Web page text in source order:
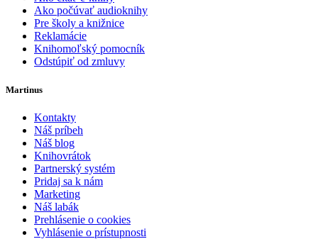
Ako počúvať audioknihy
Pre školy a knižnice
Reklamácie
Knihomoľský pomocník
Odstúpiť od zmluvy
Martinus
Kontakty
Náš príbeh
Náš blog
Knihovrátok
Partnerský systém
Pridaj sa k nám
Marketing
Náš labák
Prehlásenie o cookies
Vyhlásenie o prístupnosti